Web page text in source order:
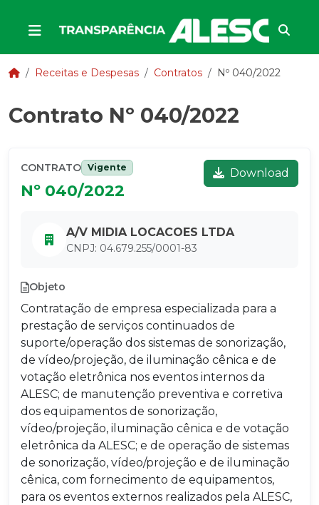
Receitas e Despesas Contratos Nº 040/2022
Contrato Nº 040/2022
CONTRATO Vigente
Nº 040/2022
Download
A/V MIDIA LOCACOES LTDA
CNPJ: 04.679.255/0001-83
Objeto
Contratação de empresa especializada para a
prestação de serviços continuados de
suporte/operação dos sistemas de sonorização,
de vídeo/projeção, de iluminação cênica e de
votação eletrônica nos eventos internos da
ALESC; de manutenção preventiva e corretiva
dos equipamentos de sonorização,
vídeo/projeção, iluminação cênica e de votação
eletrônica da ALESC; e de operação de sistemas
de sonorização, vídeo/projeção e de iluminação
cênica, com fornecimento de equipamentos,
para os eventos externos realizados pela ALESC,